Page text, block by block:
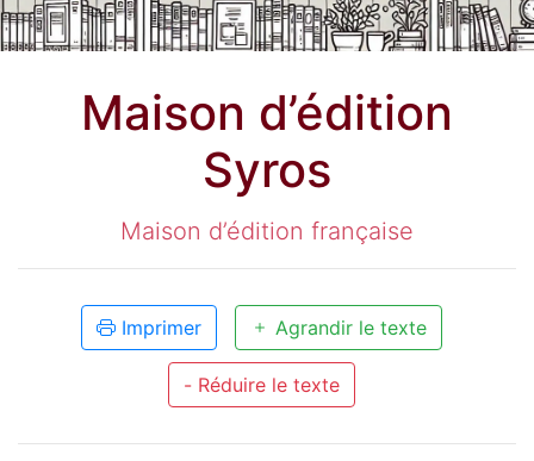
Maison d’édition
Syros
Maison d’édition française
Imprimer Agrandir le texte
- Réduire le texte